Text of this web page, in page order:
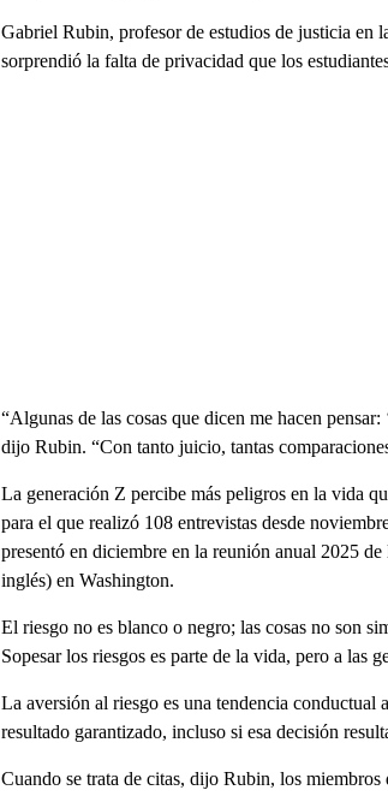
Gabriel Rubin, profesor de estudios de justicia en
sorprendió la falta de privacidad que los
“Algunas de las cosas que dicen me hacen
dijo Rubin. “Con tanto juicio, tantas
La generación Z percibe más peligros en la vida
para el que realizó 108 entrevistas desde
presentó en diciembre en la reunión anual 2025
inglés) en Washington.
El riesgo no es blanco o negro; las cosas no son
Sopesar los riesgos es parte de la vida, pero a las
La aversión al riesgo es una tendencia
resultado garantizado, incluso si esa decisión
Cuando se trata de citas, dijo Rubin, los